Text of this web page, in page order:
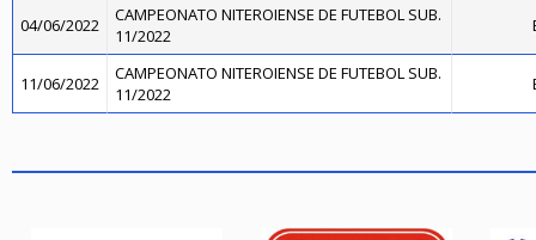
04/06/2022
CAMPEONATO NITEROIENSE DE FUTEBOL SUB.
11/2022
11/06/2022
CAMPEONATO NITEROIENSE DE FUTEBOL SUB.
11/2022